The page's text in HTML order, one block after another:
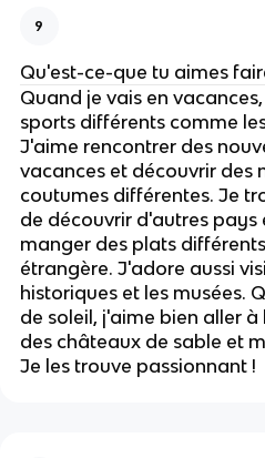
9
Qu'est-ce-que tu aimes
Quand je vais en
sports différents comme
J'aime rencontrer des
vacances et découvrir des
coutumes différentes. Je
de découvrir d'autres pays
manger des plats
étrangère. J'adore aussi
historiques et les musées.
de soleil, j'aime bien aller
des châteaux de sable et
Je les trouve passionnant !